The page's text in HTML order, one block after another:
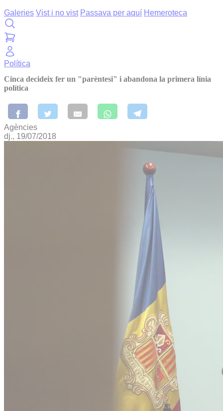
Galeries Vist i no vist Passava per aquí Hemeroteca
Política
Cinca decideix fer un "parèntesi" i abandona la primera línia
política
Agències
dj., 19/07/2018